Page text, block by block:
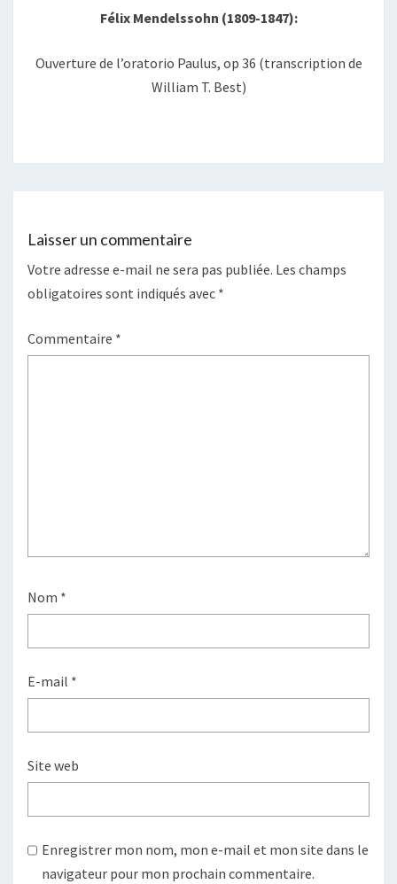
Félix Mendelssohn (1809-1847):
Ouverture de l’oratorio Paulus, op 36 (transcription de
William T. Best)
Laisser un commentaire
Votre adresse e-mail ne sera pas publiée. Les champs
obligatoires sont indiqués avec *
Commentaire *
Nom *
E-mail *
Site web
Enregistrer mon nom, mon e-mail et mon site dans le
navigateur pour mon prochain commentaire.